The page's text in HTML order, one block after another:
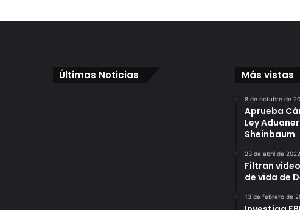
Últimas Noticias Más vistas
8 de octubre de
Aprueba
Ley
Sheinbaum
23 de abril de 2022
Filtran
de vida de
13 de febrero de